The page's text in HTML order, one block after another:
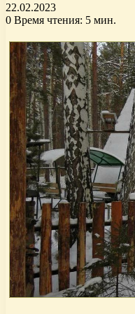
22.02.2023
0 Время чтения: 5 мин.